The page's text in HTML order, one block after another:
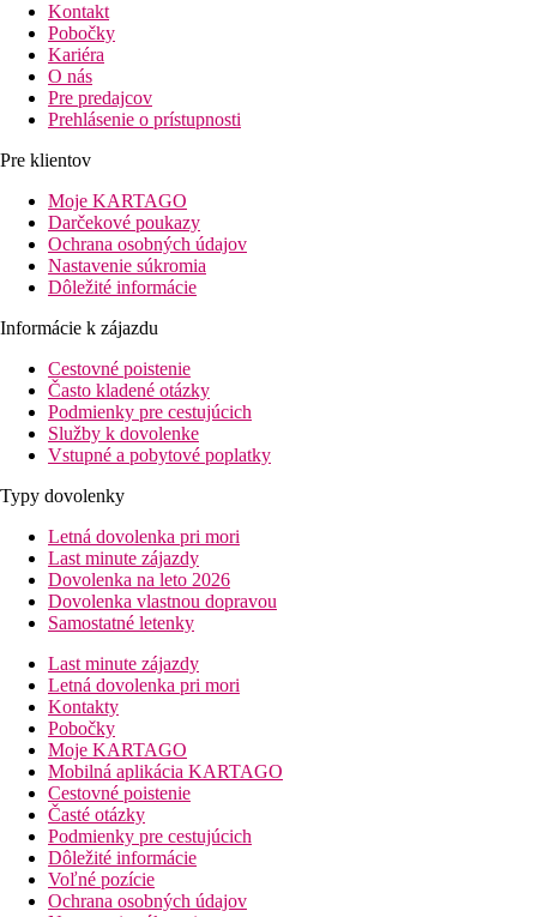
Kontakt
Pobočky
Kariéra
O nás
Pre predajcov
Prehlásenie o prístupnosti
Pre klientov
Moje KARTAGO
Darčekové poukazy
Ochrana osobných údajov
Nastavenie súkromia
Dôležité informácie
Informácie k zájazdu
Cestovné poistenie
Často kladené otázky
Podmienky pre cestujúcich
Služby k dovolenke
Vstupné a pobytové poplatky
Typy dovolenky
Letná dovolenka pri mori
Last minute zájazdy
Dovolenka na leto 2026
Dovolenka vlastnou dopravou
Samostatné letenky
Last minute zájazdy
Letná dovolenka pri mori
Kontakty
Pobočky
Moje KARTAGO
Mobilná aplikácia KARTAGO
Cestovné poistenie
Časté otázky
Podmienky pre cestujúcich
Dôležité informácie
Voľné pozície
Ochrana osobných údajov